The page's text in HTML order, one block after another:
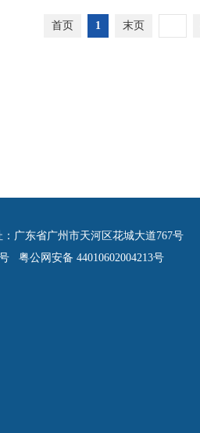
首页 1 末页
广东省广州市天河区花城大道767号
粤公网安备 44010602004213号